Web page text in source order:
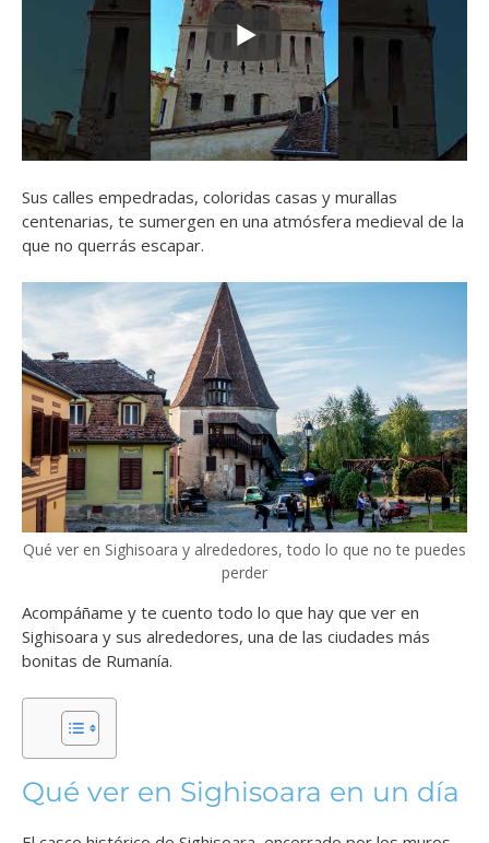
Sus calles empedradas, coloridas casas y murallas
centenarias, te sumergen en una atmósfera medieval de la
que no querrás escapar.
Qué ver en Sighisoara y alrededores, todo lo que no te puedes
perder
Acompáñame y te cuento todo lo que hay que ver en
Sighisoara y sus alrededores, una de las ciudades más
bonitas de Rumanía.
Qué ver en Sighisoara en un día